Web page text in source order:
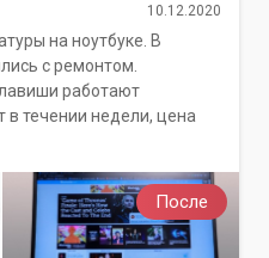
После
10.12.2020
на ноутбуке. В
с ремонтом.
работают
течении недели, цена